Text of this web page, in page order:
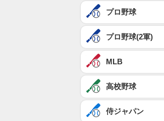
プロ野球
プロ野球(2軍)
MLB
高校野球
侍ジャパン